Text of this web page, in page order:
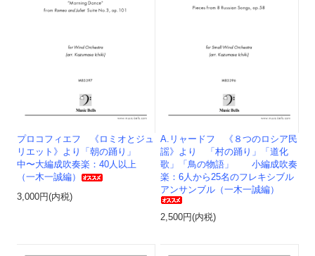
プロコフィエフ 《ロミオとジュ
リエット》より「朝の踊り」
中〜大編成吹奏楽：40人以上
（一木一誠編）
3,000円(内税)
A.リャードフ 《８つのロシア民
謡》より 「村の踊り」「道化
歌」「鳥の物語」 小編成吹奏
楽：6人から25名のフレキシブル
アンサンブル（一木一誠編）
2,500円(内税)